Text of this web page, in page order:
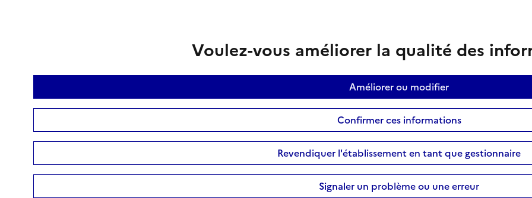
Voulez-vous améliorer la qualité des
Améliorer ou modifier
Confirmer ces informations
Revendiquer l'établissement en tant que gestionnaire
Signaler un problème ou une erreur